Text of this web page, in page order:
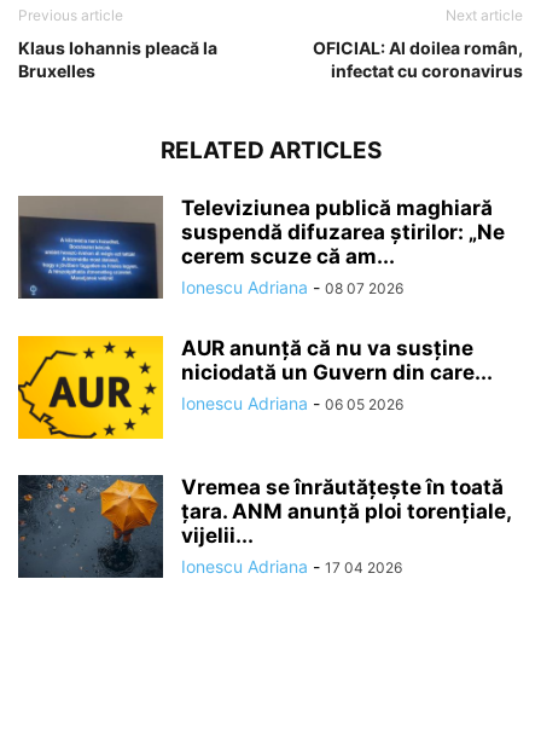
Previous article
Klaus Iohannis pleacă la
Bruxelles
Next article
OFICIAL: Al doilea român,
infectat cu coronavirus
RELATED ARTICLES
Televiziunea publică maghiară
suspendă difuzarea ştirilor: „Ne
cerem scuze că am...
Ionescu Adriana - 08 07 2026
AUR anunță că nu va susține
niciodată un Guvern din care...
Ionescu Adriana - 06 05 2026
Vremea se înrăutăţeşte în toată
ţara. ANM anunță ploi torențiale,
vijelii...
Ionescu Adriana - 17 04 2026